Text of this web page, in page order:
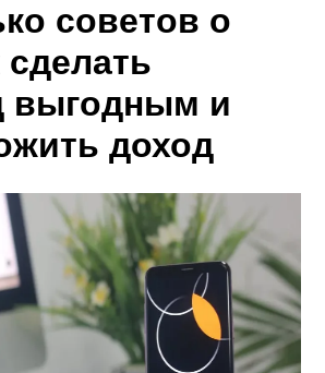
советов о
сделать
выгодным и
доход